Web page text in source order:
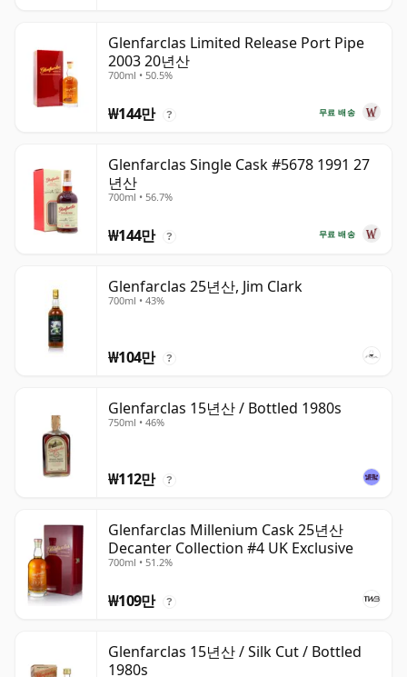
Glenfarclas Limited Release Port Pipe
2003 20년산
700ml • 50.5%
무료 배송
₩144만 ?
Glenfarclas Single Cask #5678 1991 27
년산
700ml • 56.7%
무료 배송
₩144만 ?
Glenfarclas 25년산, Jim Clark
700ml • 43%
₩104만 ?
Glenfarclas 15년산 / Bottled 1980s
750ml • 46%
₩112만 ?
Glenfarclas Millenium Cask 25년산
Decanter Collection #4 UK Exclusive
700ml • 51.2%
₩109만 ?
Glenfarclas 15년산 / Silk Cut / Bottled
1980s